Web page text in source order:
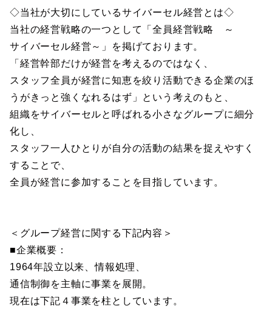
◇当社が大切にしているサイバーセル経営とは◇
当社の経営戦略の一つとして「全員経営戦略 ～
サイバーセル経営～」を掲げております。
「経営幹部だけが経営を考えるのではなく、
スタッフ全員が経営に知恵を絞り活動できる企業のほ
うがきっと強くなれるはず」という考えのもと、
組織をサイバーセルと呼ばれる小さなグループに細分
化し、
スタッフ一人ひとりが自分の活動の結果を捉えやすく
することで、
全員が経営に参加することを目指しています。
＜グループ経営に関する下記内容＞
■企業概要：
1964年設立以来、情報処理、
通信制御を主軸に事業を展開。
現在は下記４事業を柱としています。